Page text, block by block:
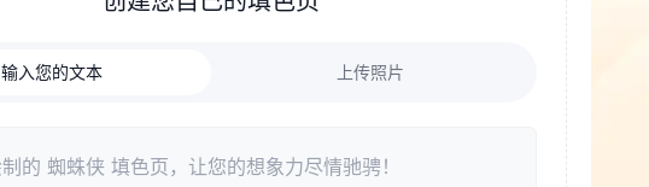
输入您的文本 上传照片